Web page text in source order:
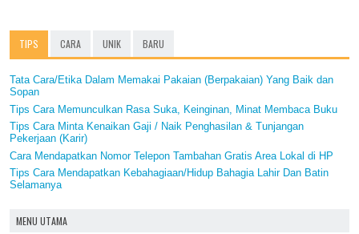
TIPS CARA UNIK BARU
Tata Cara/Etika Dalam Memakai Pakaian (Berpakaian) Yang Baik dan
Sopan
Tips Cara Memunculkan Rasa Suka, Keinginan, Minat Membaca Buku
Tips Cara Minta Kenaikan Gaji / Naik Penghasilan & Tunjangan
Pekerjaan (Karir)
Cara Mendapatkan Nomor Telepon Tambahan Gratis Area Lokal di HP
Tips Cara Mendapatkan Kebahagiaan/Hidup Bahagia Lahir Dan Batin
Selamanya
MENU UTAMA